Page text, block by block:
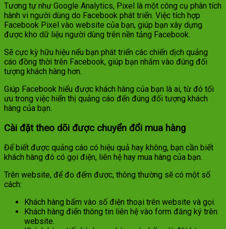
Tương tự như Google Analytics, Pixel là một công cụ phân tích
hành vi người dùng do Facebook phát triển. Việc tích hợp
Facebook Pixel vào website của bạn, giúp bạn xây dựng
được kho dữ liệu người dùng trên nền tảng Facebook.
Sẽ cực kỳ hữu hiệu nếu bạn phát triển các chiến dịch quảng
cáo đồng thời trên Facebook, giúp bạn nhắm vào đúng đối
tượng khách hàng hơn.
Giúp Facebook hiểu được khách hàng của bạn là ai, từ đó tối
ưu trong việc hiển thị quảng cáo đến đúng đối tượng khách
hàng của bạn.
Cài đặt theo dõi được chuyển đổi mua hàng
Để biết được quảng cáo có hiệu quả hay không, bạn cần biết
khách hàng đó có gọi điện, liên hệ hay mua hàng của bạn.
Trên website, để đo đếm được, thông thường sẽ có một số
cách:
Khách hàng bấm vào số điện thoại trên website và gọi.
Khách hàng điển thông tin liên hệ vào form đăng ký trên
website.